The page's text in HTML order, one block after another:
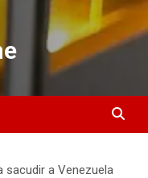
sacudir a Venezuela